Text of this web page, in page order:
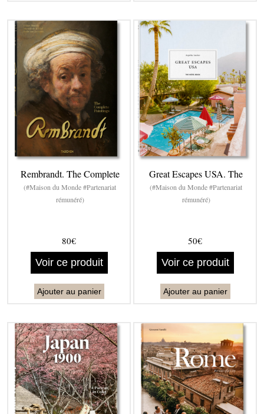
Rembrandt. The Complete
(#Maison du Monde #Partenariat
rémunéré)
80€
Voir ce produit
Ajouter au panier
Great Escapes USA. The
(#Maison du Monde #Partenariat
rémunéré)
50€
Voir ce produit
Ajouter au panier